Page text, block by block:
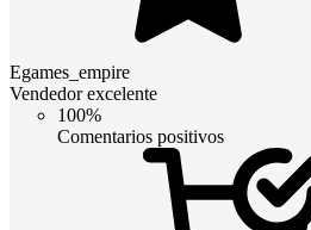
Egames_empire
Vendedor excelente
100%
Comentarios positivos